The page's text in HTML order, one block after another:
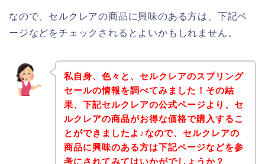
なので、セルクレアの商品に興味のある方は、下記ペ
ージなどをチェックされるとよいかもしれません。
私自身、色々と、セルクレアのスプリング
セールの情報を調べてみました！その結
果、下記セルクレアの公式ページより、セ
ルクレアの商品がお得な価格で購入するこ
とができましたよ♪なので、セルクレアの
商品に興味のある方は下記ページなどを参
考にされてみてはいかがでしょうか？